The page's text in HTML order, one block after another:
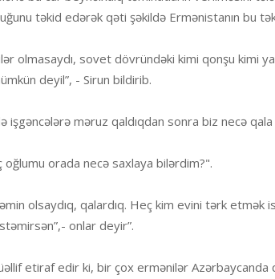
təkid edərək qəti şəkildə Ermənistanın bu
olmasaydı, sovet dövründəki kimi qonşu kimi
deyil”, - Sirun bildirib.
işgəncələrə məruz qaldıqdan sonra biz necə
orada necə saxlaya bilərdim?".
olsaydıq, qalardıq. Heç kim evini tərk etmək
onlar deyir”.
etiraf edir ki, bir çox ermənilər Azərbaycanda